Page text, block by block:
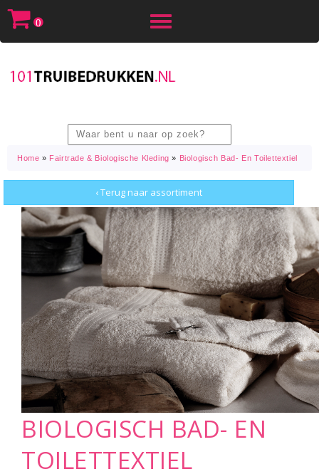
Toggle
0
Home » Fairtrade & Biologische Kleding » Biologisch Bad- En Toilettextiel
‹ Terug naar assortiment
BIOLOGISCH BAD- EN
TOILETTEXTIEL